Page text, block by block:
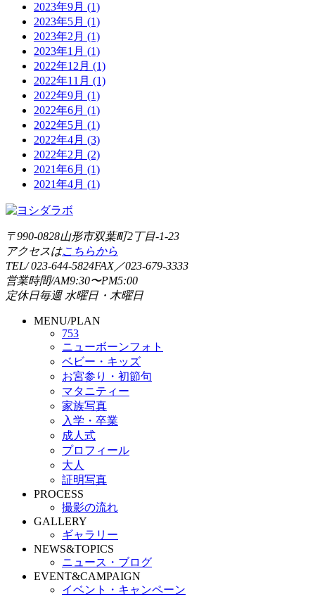
2023年9月 (1)
2023年5月 (1)
2023年2月 (1)
2023年1月 (1)
2022年12月 (1)
2022年11月 (1)
2022年9月 (1)
2022年6月 (1)
2022年5月 (1)
2022年4月 (3)
2022年2月 (2)
2021年6月 (1)
2021年4月 (1)
〒990-0828山形市双葉町2丁目-1-23
アクセスはこちらから
TEL/ 023-644-5824FAX／023-679-3333
営業時間/AM9:30〜PM5:00
定休日毎週 水曜日・木曜日
MENU/PLAN
753
ニューボーンフォト
ベビー・キッズ
お宮参り・初節句
マタニティー
家族写真
入学・卒業
成人式
プロフィール
大人
証明写真
PROCESS
撮影の流れ
GALLERY
ギャラリー
NEWS&TOPICS
ニュース・ブログ
EVENT&CAMPAIGN
イベント・キャンペーン